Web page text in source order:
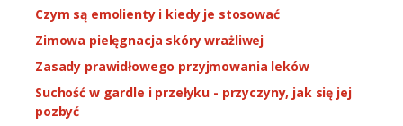
Czym są emolienty i kiedy je stosować
Zimowa pielęgnacja skóry wrażliwej
Zasady prawidłowego przyjmowania leków
Suchość w gardle i przełyku - przyczyny, jak się jej
pozbyć